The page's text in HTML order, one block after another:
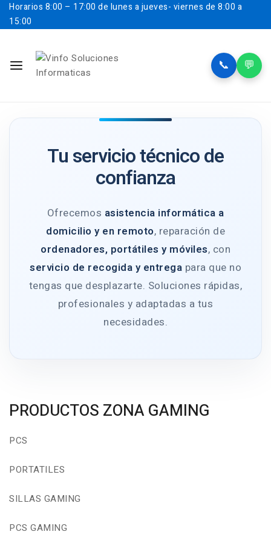
Horarios 8:00 – 17:00 de lunes a jueves- viernes de 8:00 a
15:00
📞 💬
Tu servicio técnico de
confianza
Ofrecemos asistencia informática a
domicilio y en remoto, reparación de
ordenadores, portátiles y móviles, con
servicio de recogida y entrega para que no
tengas que desplazarte. Soluciones rápidas,
profesionales y adaptadas a tus
necesidades.
PRODUCTOS ZONA GAMING
PCS
PORTATILES
SILLAS GAMING
PCS GAMING